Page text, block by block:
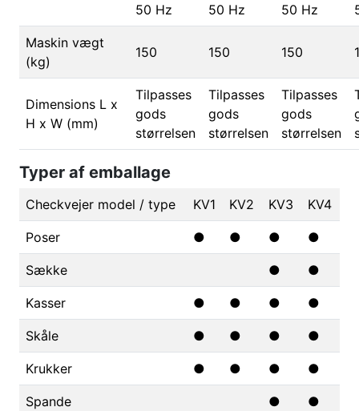
50 Hz
50 Hz
50 Hz
Maskin vægt
(kg)
150 150 150
Dimensions L x
H x W (mm)
Tilpasses
gods
størrelsen
Tilpasses
gods
størrelsen
Tilpasses
gods
størrelsen
Typer af emballage
Checkvejer model / type KV1 KV2 KV3 KV4
Poser ● ● ● ●
Sække ● ●
Kasser ● ● ● ●
Skåle ● ● ● ●
Krukker ● ● ● ●
Spande ● ●